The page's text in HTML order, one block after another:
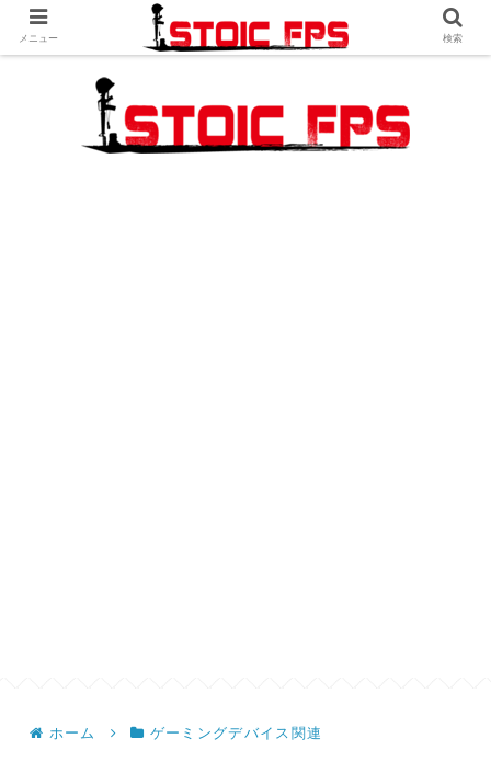
ホーム ゲーミングデバイス関連
メニュー 検索